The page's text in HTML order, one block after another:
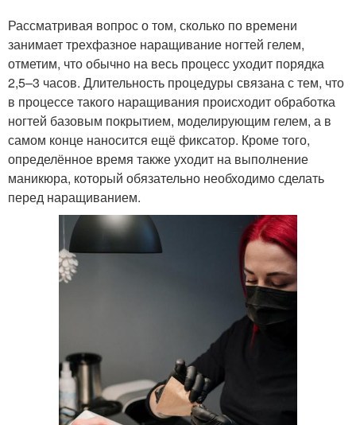
Рассматривая вопрос о том, сколько по времени
занимает трехфазное наращивание ногтей гелем,
отметим, что обычно на весь процесс уходит порядка
2,5–3 часов. Длительность процедуры связана с тем, что
в процессе такого наращивания происходит обработка
ногтей базовым покрытием, моделирующим гелем, а в
самом конце наносится ещё фиксатор. Кроме того,
определённое время также уходит на выполнение
маникюра, который обязательно необходимо сделать
перед наращиванием.